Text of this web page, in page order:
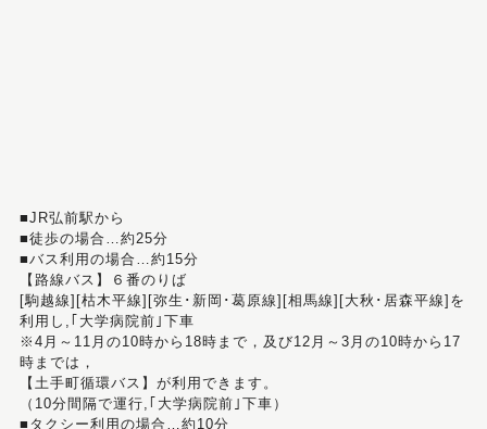
■JR弘前駅から
■徒歩の場合…約25分
■バス利用の場合…約15分
【路線バス】６番のりば
[駒越線][枯木平線][弥生･新岡･葛原線][相馬線][大秋･居森平線]を
利用し,｢大学病院前｣下車
※4月～11月の10時から18時まで，及び12月～3月の10時から17
時までは，
【土手町循環バス】が利用できます。
（10分間隔で運行,｢大学病院前｣下車）
■タクシー利用の場合…約10分